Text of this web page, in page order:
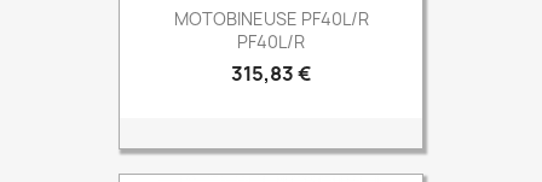
MOTOBINEUSE PF40L/R
PF40L/R
Prix
315,83 €